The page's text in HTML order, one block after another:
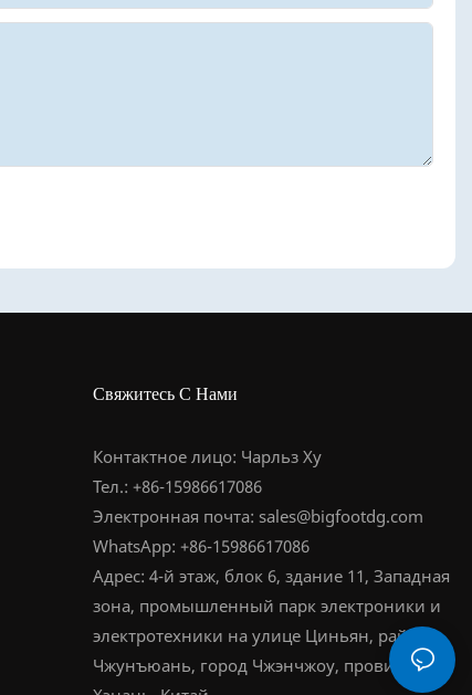
Свяжитесь С Нами
Контактное лицо: Чарльз Ху
Тел.: +86-15986617086
Электронная почта: sales@bigfootdg.com
WhatsApp: +86-15986617086
Адрес: 4-й этаж, блок 6, здание 11, Западная
зона, промышленный парк электроники и
электротехники на улице Циньян, район
Чжунъюань, город Чжэнчжоу, провинция